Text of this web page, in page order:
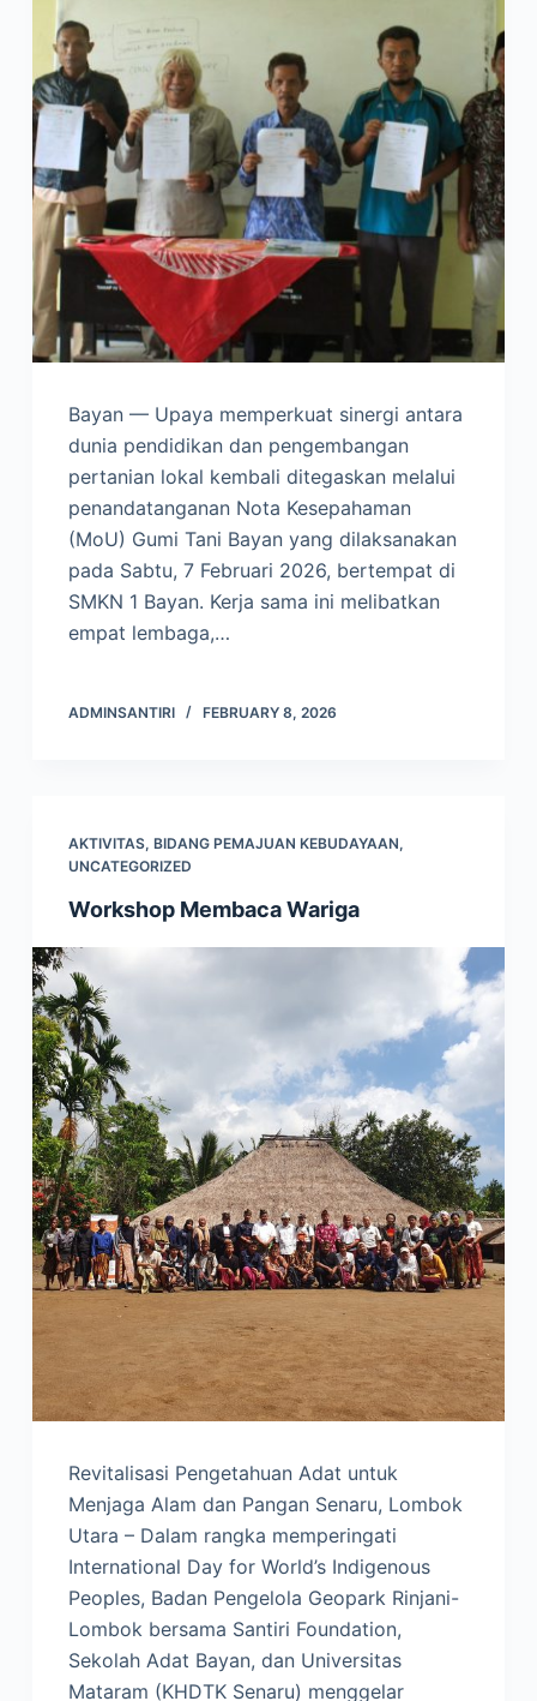
Bayan — Upaya memperkuat sinergi antara
dunia pendidikan dan pengembangan
pertanian lokal kembali ditegaskan melalui
penandatanganan Nota Kesepahaman
(MoU) Gumi Tani Bayan yang dilaksanakan
pada Sabtu, 7 Februari 2026, bertempat di
SMKN 1 Bayan. Kerja sama ini melibatkan
empat lembaga,…
ADMINSANTIRI FEBRUARY 8, 2026
AKTIVITAS, BIDANG PEMAJUAN KEBUDAYAAN,
UNCATEGORIZED
Workshop Membaca Wariga
Revitalisasi Pengetahuan Adat untuk
Menjaga Alam dan Pangan Senaru, Lombok
Utara – Dalam rangka memperingati
International Day for World’s Indigenous
Peoples, Badan Pengelola Geopark Rinjani-
Lombok bersama Santiri Foundation,
Sekolah Adat Bayan, dan Universitas
Mataram (KHDTK Senaru) menggelar